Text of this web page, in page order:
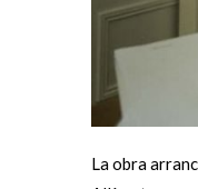
La obra